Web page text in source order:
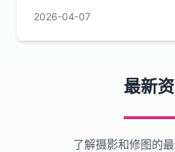
2026-04-07
最新
了解摄影和修图的